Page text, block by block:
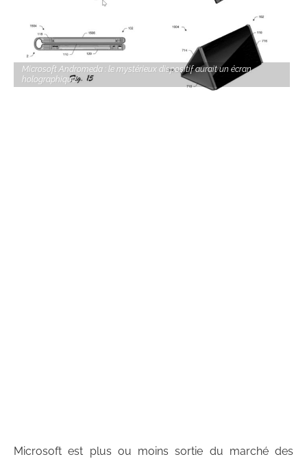
Microsoft Andromeda : le mystérieux dispositif aurait un écran
holographique
Microsoft est plus ou moins sortie du marché des